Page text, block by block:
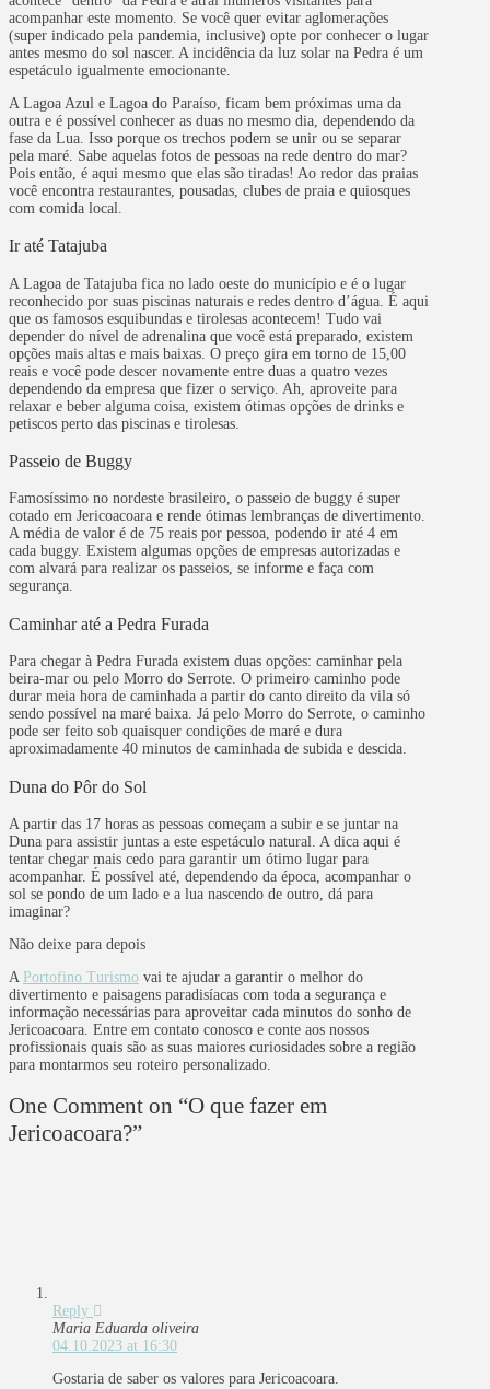
acompanhar este momento. Se você quer evitar aglomerações
(super indicado pela pandemia, inclusive) opte por conhecer o lugar
antes mesmo do sol nascer. A incidência da luz solar na Pedra é um
espetáculo igualmente emocionante.
A Lagoa Azul e Lagoa do Paraíso, ficam bem próximas uma da
outra e é possível conhecer as duas no mesmo dia, dependendo da
fase da Lua. Isso porque os trechos podem se unir ou se separar
pela maré. Sabe aquelas fotos de pessoas na rede dentro do mar?
Pois então, é aqui mesmo que elas são tiradas! Ao redor das praias
você encontra restaurantes, pousadas, clubes de praia e quiosques
com comida local.
Ir até Tatajuba
A Lagoa de Tatajuba fica no lado oeste do município e é o lugar
reconhecido por suas piscinas naturais e redes dentro d’água. É aqui
que os famosos esquibundas e tirolesas acontecem! Tudo vai
depender do nível de adrenalina que você está preparado, existem
opções mais altas e mais baixas. O preço gira em torno de 15,00
reais e você pode descer novamente entre duas a quatro vezes
dependendo da empresa que fizer o serviço. Ah, aproveite para
relaxar e beber alguma coisa, existem ótimas opções de drinks e
petiscos perto das piscinas e tirolesas.
Passeio de Buggy
Famosíssimo no nordeste brasileiro, o passeio de buggy é super
cotado em Jericoacoara e rende ótimas lembranças de divertimento.
A média de valor é de 75 reais por pessoa, podendo ir até 4 em
cada buggy. Existem algumas opções de empresas autorizadas e
com alvará para realizar os passeios, se informe e faça com
segurança.
Caminhar até a Pedra Furada
Para chegar à Pedra Furada existem duas opções: caminhar pela
beira-mar ou pelo Morro do Serrote. O primeiro caminho pode
durar meia hora de caminhada a partir do canto direito da vila só
sendo possível na maré baixa. Já pelo Morro do Serrote, o caminho
pode ser feito sob quaisquer condições de maré e dura
aproximadamente 40 minutos de caminhada de subida e descida.
Duna do Pôr do Sol
A partir das 17 horas as pessoas começam a subir e se juntar na
Duna para assistir juntas a este espetáculo natural. A dica aqui é
tentar chegar mais cedo para garantir um ótimo lugar para
acompanhar. É possível até, dependendo da época, acompanhar o
sol se pondo de um lado e a lua nascendo de outro, dá para
imaginar?
Não deixe para depois
A Portofino Turismo vai te ajudar a garantir o melhor do
divertimento e paisagens paradisíacas com toda a segurança e
informação necessárias para aproveitar cada minutos do sonho de
Jericoacoara. Entre em contato conosco e conte aos nossos
profissionais quais são as suas maiores curiosidades sobre a região
para montarmos seu roteiro personalizado.
One Comment on “O que fazer em
Jericoacoara?”
Reply
Maria Eduarda oliveira
04.10.2023 at 16:30
Gostaria de saber os valores para Jericoacoara.